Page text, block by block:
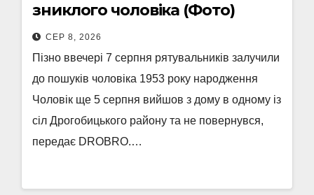
зниклого чоловіка (Фото)
СЕР 8, 2026
Пізно ввечері 7 серпня рятувальників залучили
до пошуків чоловіка 1953 року народження
Чоловік ще 5 серпня вийшов з дому в одному із
сіл Дрогобицького району та не повернувся,
передає DROBRO.…